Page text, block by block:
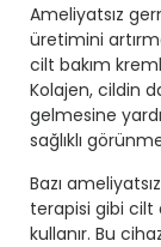
Ameliyatsız
üretimini
cilt bakım
Kolajen, cildin
gelmesine
sağlıklı
Bazı
terapisi gibi cilt
kullanır. Bu